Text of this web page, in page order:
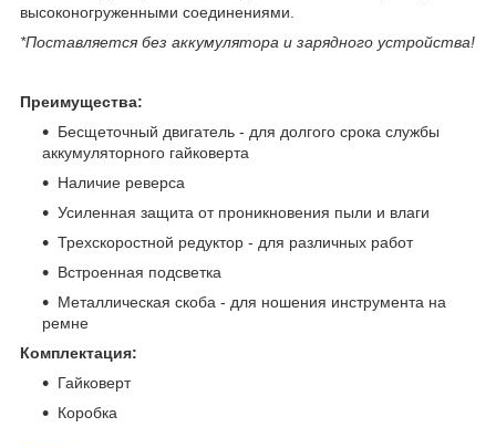
высоконогруженными соединениями.
*Поставляется без аккумулятора и зарядного устройства!
Преимущества:
Бесщеточный двигатель - для долгого срока службы
аккумуляторного гайковерта
Наличие реверса
Усиленная защита от проникновения пыли и влаги
Трехскоростной редуктор - для различных работ
Встроенная подсветка
Металлическая скоба - для ношения инструмента на
ремне
Комплектация:
Гайковерт
Коробка